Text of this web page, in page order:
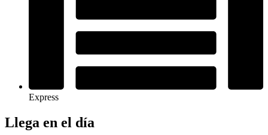
Express
Llega en el día